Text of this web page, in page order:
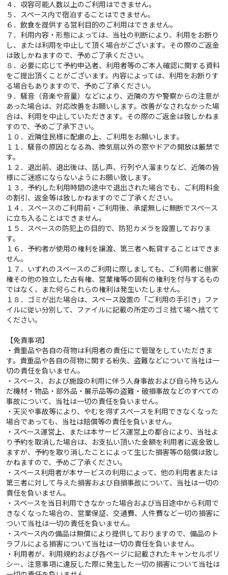
４．収容可能人数以上のご利用はできません。
５．スペース内で宿泊することはできません。
６．飲食を提供する営利目的のご利用はできません。
７．利用内容・形態によっては、当社の判断により、利用をお断り
し、または利用を中止して頂く場合がございます。その際のご返金
は致しかねますので、予めご了承ください。
８．必要に応じて予約申込者、利用者等のご本人確認に関する資料
をご提出頂くことがございます。内容によっては、利用をお断りす
る場合もありますので、予めご了承ください。
９．騒音（音楽や音量）などにより、近隣の方や警察からの注意が
あった場合は、対応改善をお願いします。改善がなされなかった場
合は、利用を中止していただきます。その際のご返金は致しかねま
すので、予めご了承下さい。
１０．近隣住民様に配慮の上、ご利用をお願いします。
１１．騒音の原因となる為、換気扇以外の窓やドアの開放は厳禁で
す。
１２．退出前、退出後は、話し声、行列や人溜まりなど、近隣の皆
様にご迷惑にならないようにお願い致します。
１３．予約した利用時間の途中で退出された場合でも、ご利用料金
の割引、返金等は致しかねますのでご了承ください。
１４．スペースのご利用前・ご利用後、承諾無しに無断でスペース
に立ち入ることはできません。
１５．スペースの防犯上の目的で、防犯カメラを設置しておりま
す。
１６．予約者が使用の権利を譲渡、第三者へ転貸することはできま
せん。
１７．いずれのスペースのご利用に際しましても、ご利用者に借家
権その他の独立した占有権、営業権等の固有の権利を付与するもの
ではなく、また何らこれらの権利は発生いたしません。
１８．ゴミが出た場合は、スペース設置の「ご利用の手引き」ファ
イルに従い分別して、ファイルに記載の所定のゴミ捨て場へ捨てて
ください。
【免責事項】
・貴重品や各自の荷物は利用者の責任にて管理をしていただきま
す。貴重品や各自の荷物に関する紛失、盗難などについて当社は一
切の責任を負いません。
・スペース、および施設の利用に伴う人身事故および自ら持ち込ん
だ機材・物品・部外品・展示品等の盗難・破損事故などのすべての
事故について、当社は一切の責任を負いません。
・天災や事故等により、やむを得ずスペースを利用できなくなった
場合であっても、当社は賠償等の責任を負いません。
・スペース運営上、または本サービス運営上の都合により、当社よ
り予約を取消した場合は、お支払い頂いた金額を利用者に返金致し
ますが、予約を取り消したことによって生じた損害等の賠償は致し
かねますので、予めご了承ください。
・スペース利用者が本サービスの利用によって、他の利用者または
第三者に対して与えた損害および自損事故について、当社は一切の
責任を負いません。
・スペースを当日利用できなかった場合および当日途中から利用で
きなくなった場合の、営業保証、交通費、人件費など一切の損害に
ついて当社は一切の責任を負いません。
・スペース内の備品は無償により提供しておりますので、備品のト
ラブルによる損害について当社は一切の責任を負いません。
・利用者が、利用規約および各ページに記載されたキャンセルポリ
シー、注意事項に違反した際に発生した一切の損害について当社は